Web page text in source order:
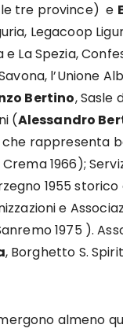
tre province) e
Legacoop
La Spezia,
l’Unione
Bertino, Sasle
(Alessandro
rappresenta
Crema 1966);
1955
e
1975 ).
, Borghetto S.
almeno